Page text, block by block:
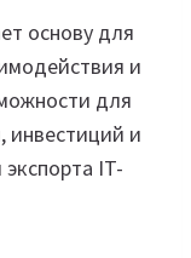
основу для
и
для
инвестиций и
IT-